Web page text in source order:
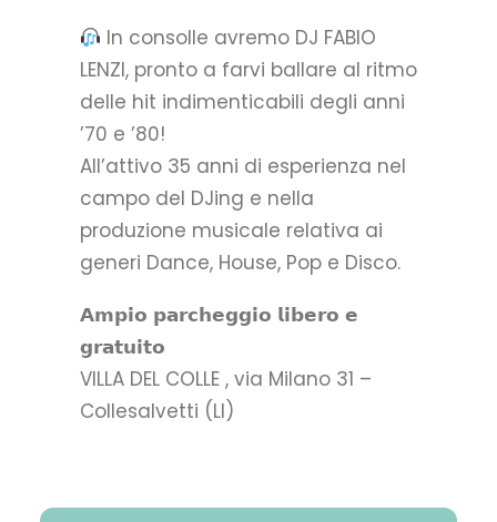
In consolle avremo DJ FABIO
LENZI, pronto a farvi ballare al ritmo
delle hit indimenticabili degli anni
’70 e ’80!
All’attivo 35 anni di esperienza nel
campo del DJing e nella
produzione musicale relativa ai
generi Dance, House, Pop e Disco.
𝗔𝗺𝗽𝗶𝗼 𝗽𝗮𝗿𝗰𝗵𝗲𝗴𝗴𝗶𝗼 𝗹𝗶𝗯𝗲𝗿𝗼 𝗲
𝗴𝗿𝗮𝘁𝘂𝗶𝘁𝗼
VILLA DEL COLLE , via Milano 31 –
Collesalvetti (LI)